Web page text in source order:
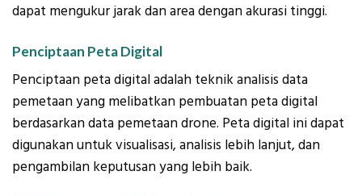
dapat mengukur jarak dan area dengan akurasi tinggi.
Penciptaan Peta Digital
Penciptaan peta digital adalah teknik analisis data
pemetaan yang melibatkan pembuatan peta digital
berdasarkan data pemetaan drone. Peta digital ini dapat
digunakan untuk visualisasi, analisis lebih lanjut, dan
pengambilan keputusan yang lebih baik.